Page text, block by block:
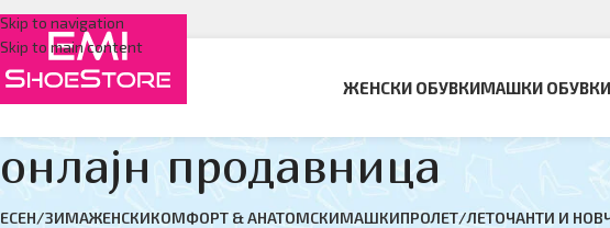
Skip to navigation
Skip to main content
ЖЕНСКИ ОБУВКИМАШКИ ОБУВКИ
онлајн продавница
ЕСЕН/ЗИМАЖЕНСКИКОМФОРТ & АНАТОМСКИМАШКИПРОЛЕТ/ЛЕТОЧАНТИ И